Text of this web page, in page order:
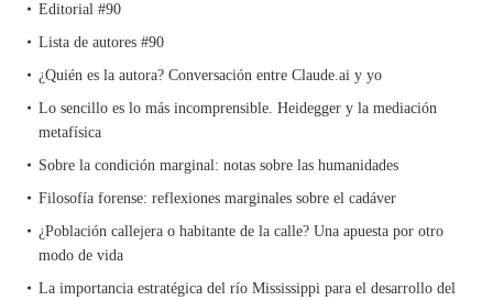
Editorial #90
Lista de autores #90
¿Quién es la autora? Conversación entre Claude.ai y yo
Lo sencillo es lo más incomprensible. Heidegger y la mediación
metafísica
Sobre la condición marginal: notas sobre las humanidades
Filosofía forense: reflexiones marginales sobre el cadáver
¿Población callejera o habitante de la calle? Una apuesta por otro
modo de vida
La importancia estratégica del río Mississippi para el desarrollo del